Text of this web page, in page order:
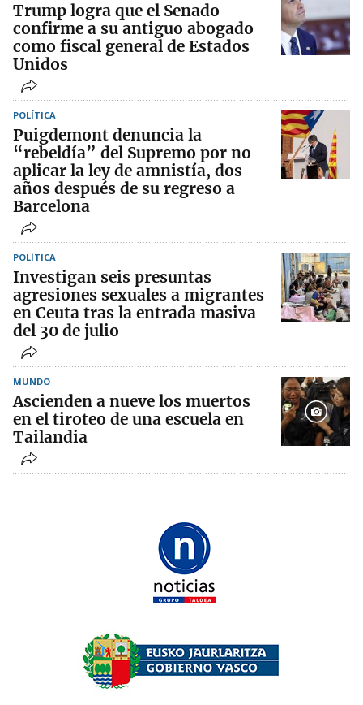
Trump logra que el Senado
confirme a su antiguo abogado
como fiscal general de Estados
Unidos
POLÍTICA
Puigdemont denuncia la
“rebeldía” del Supremo por no
aplicar la ley de amnistía, dos
años después de su regreso a
Barcelona
POLÍTICA
Investigan seis presuntas
agresiones sexuales a migrantes
en Ceuta tras la entrada masiva
del 30 de julio
MUNDO
Ascienden a nueve los muertos
en el tiroteo de una escuela en
Tailandia